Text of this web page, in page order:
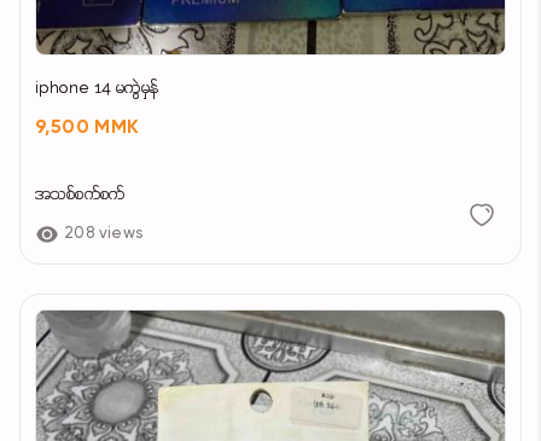
iphone 14 မကွဲမှန်
9,500 MMK
အသစ်စက်စက်
208 views